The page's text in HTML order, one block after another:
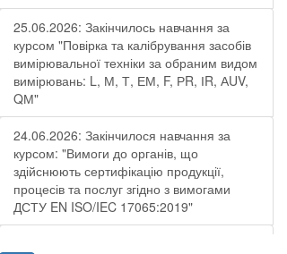
25.06.2026: Закінчилось навчання за
курсом "Повірка та калібрування засобів
вимірювальної техніки за обраним видом
вимірювань: L, М, Т, ЕМ, F, РR, ІR, АUV,
QМ"
24.06.2026: Закінчилося навчання за
курсом: "Вимоги до органів, що
здійснюють сертифікацію продукції,
процесів та послуг згідно з вимогами
ДСТУ EN ISO/IEC 17065:2019"